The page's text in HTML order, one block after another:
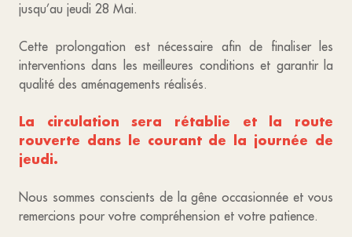
jusqu’au jeudi 28 Mai.
Cette prolongation est nécessaire afin de finaliser les
interventions dans les meilleures conditions et garantir la
qualité des aménagements réalisés.
La circulation sera rétablie et la route
rouverte dans le courant de la journée de
jeudi.
Nous sommes conscients de la gêne occasionnée et vous
remercions pour votre compréhension et votre patience.